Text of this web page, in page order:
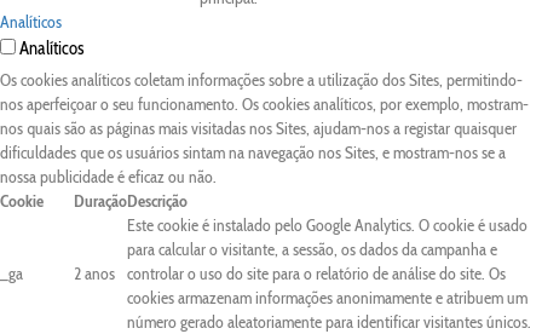
Analíticos
Analíticos
Os cookies analíticos coletam informações sobre a utilização dos Sites, permitindo-
nos aperfeiçoar o seu funcionamento. Os cookies analíticos, por exemplo, mostram-
nos quais são as páginas mais visitadas nos Sites, ajudam-nos a registar quaisquer
dificuldades que os usuários sintam na navegação nos Sites, e mostram-nos se a
nossa publicidade é eficaz ou não.
Cookie
DuraçãoDescrição
_ga 2 anos
Este cookie é instalado pelo Google Analytics. O cookie é usado
para calcular o visitante, a sessão, os dados da campanha e
controlar o uso do site para o relatório de análise do site. Os
cookies armazenam informações anonimamente e atribuem um
número gerado aleatoriamente para identificar visitantes únicos.